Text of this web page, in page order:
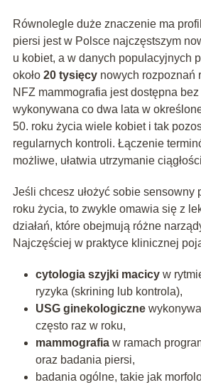
Równolegle duże znaczenie ma
piersi jest w Polsce najczęstszym
u kobiet, a w danych populacyjnych
około 20 tysięcynowych rozpoznań
NFZ mammografia jest dostępna
wykonywana co dwa lata w
50. roku życia wiele kobiet i tak
regularnych kontroli. Łączenie
możliwe, ułatwia utrzymanie
Jeśli chcesz ułożyć sobie sensowny
roku życia, to zwykle omawia się z
działań, które obejmują różne
Najczęściej w praktyce klinicznej
cytologia szyjki macicyw
ryzyka (skrining lub kontrola),
USG ginekologiczne
często raz w roku,
mammografiaw ramach
oraz badania piersi,
badania ogólne, takie jak